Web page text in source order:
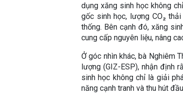
dụng xăng sinh học không
gốc sinh học, lượng CO₂
thống. Bên cạnh đó, xăng
cung cấp nguyên liệu, nâng
Ở góc nhìn khác, bà Nghiêm
lượng (GIZ-ESP), nhận định
sinh học không chỉ là giải
năng cạnh tranh và thu hút